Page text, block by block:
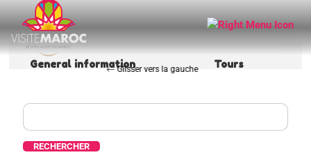
General information Tours
Rechercher :